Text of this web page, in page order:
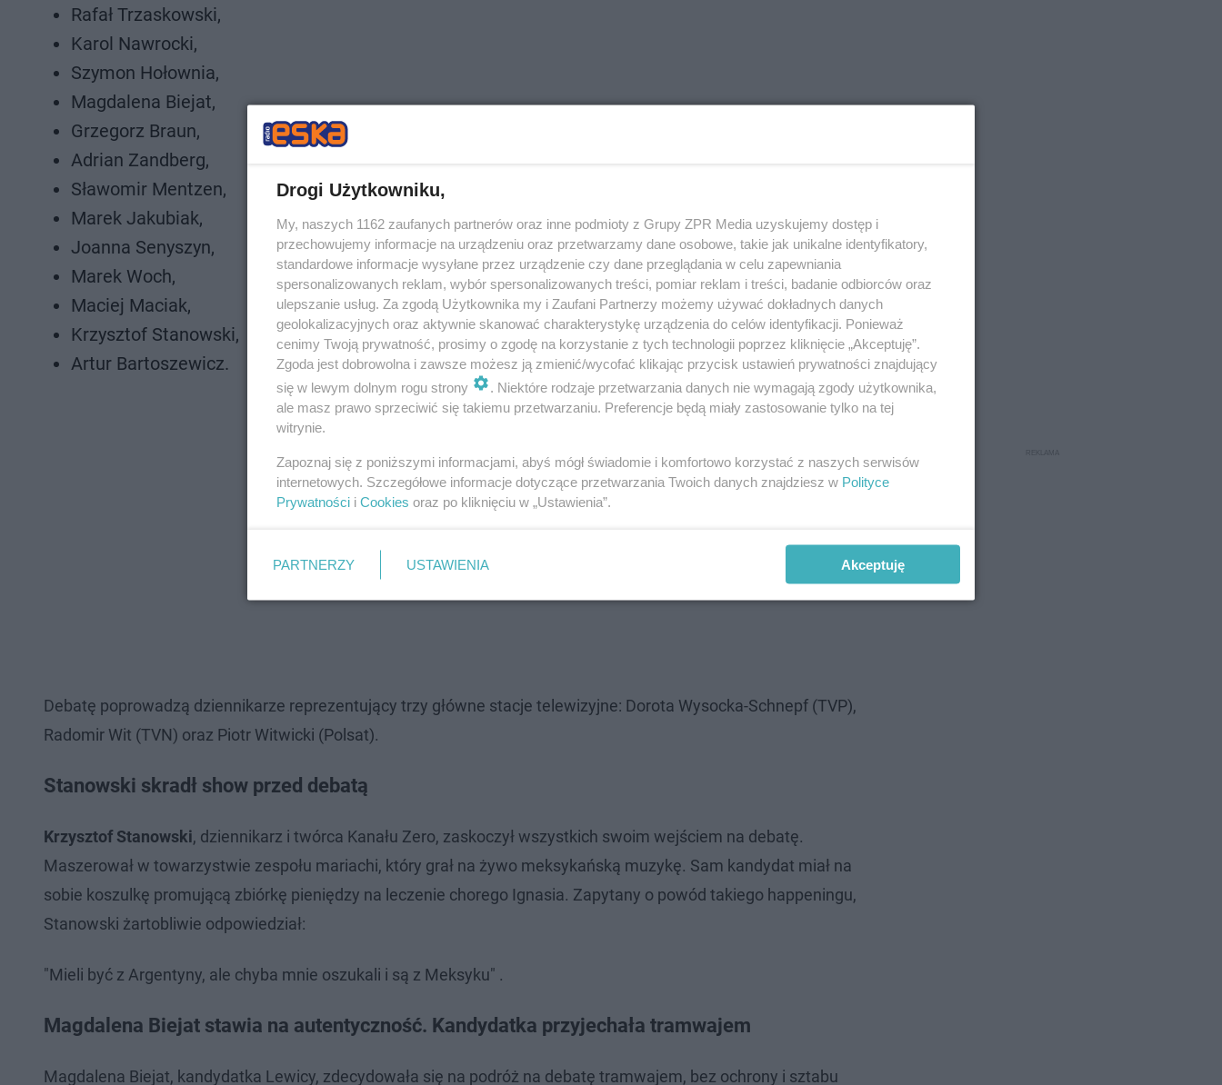
Rafał Trzaskowski,
Karol Nawrocki,
Szymon Hołownia,
Magdalena Biejat,
Grzegorz Braun,
Adrian Zandberg,
Sławomir Mentzen,
Marek Jakubiak,
Joanna Senyszyn,
Marek Woch,
Maciej Maciak,
Krzysztof Stanowski,
Artur Bartoszewicz.
Debatę poprowadzą dziennikarze reprezentujący trzy główne stacje telewizyjne: Dorota Wysocka-Schnepf (TVP),
Radomir Wit (TVN) oraz Piotr Witwicki (Polsat).
Stanowski skradł show przed debatą
Krzysztof Stanowski, dziennikarz i twórca Kanału Zero, zaskoczył wszystkich swoim wejściem na debatę.
Maszerował w towarzystwie zespołu mariachi, który grał na żywo meksykańską muzykę. Sam kandydat miał na
sobie koszulkę promującą zbiórkę pieniędzy na leczenie chorego Ignasia. Zapytany o powód takiego happeningu,
Stanowski żartobliwie odpowiedział:
"Mieli być z Argentyny, ale chyba mnie oszukali i są z Meksyku" .
Magdalena Biejat stawia na autentyczność. Kandydatka przyjechała tramwajem
Magdalena Biejat, kandydatka Lewicy, zdecydowała się na podróż na debatę tramwajem, bez ochrony i sztabu
Drogi Użytkowniku,
My, naszych 1162 zaufanych partnerów oraz inne podmioty z Grupy ZPR Media uzyskujemy dostęp i
przechowujemy informacje na urządzeniu oraz przetwarzamy dane osobowe, takie jak unikalne identyfikatory,
standardowe informacje wysyłane przez urządzenie czy dane przeglądania w celu zapewniania
spersonalizowanych reklam, wybór spersonalizowanych treści, pomiar reklam i treści, badanie odbiorców oraz
ulepszanie usług. Za zgodą Użytkownika my i Zaufani Partnerzy możemy używać dokładnych danych
geolokalizacyjnych oraz aktywnie skanować charakterystykę urządzenia do celów identyfikacji. Ponieważ
cenimy Twoją prywatność, prosimy o zgodę na korzystanie z tych technologii poprzez kliknięcie „Akceptuję”.
Zgoda jest dobrowolna i zawsze możesz ją zmienić/wycofać klikając przycisk ustawień prywatności znajdujący
się w lewym dolnym rogu strony
. Niektóre rodzaje przetwarzania danych nie wymagają zgody użytkownika,
ale masz prawo sprzeciwić się takiemu przetwarzaniu. Preferencje będą miały zastosowanie tylko na tej
witrynie.
Zapoznaj się z poniższymi informacjami, abyś mógł świadomie i komfortowo korzystać z naszych serwisów
internetowych. Szczegółowe informacje dotyczące przetwarzania Twoich danych znajdziesz w Polityce
Prywatności i Cookies oraz po kliknięciu w „Ustawienia”.
PARTNERZY USTAWIENIA Akceptuję